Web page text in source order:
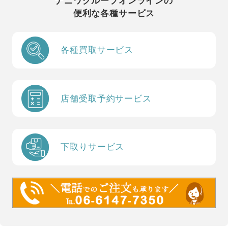
便利な各種サービス
各種買取サービス
店舗受取予約サービス
下取りサービス